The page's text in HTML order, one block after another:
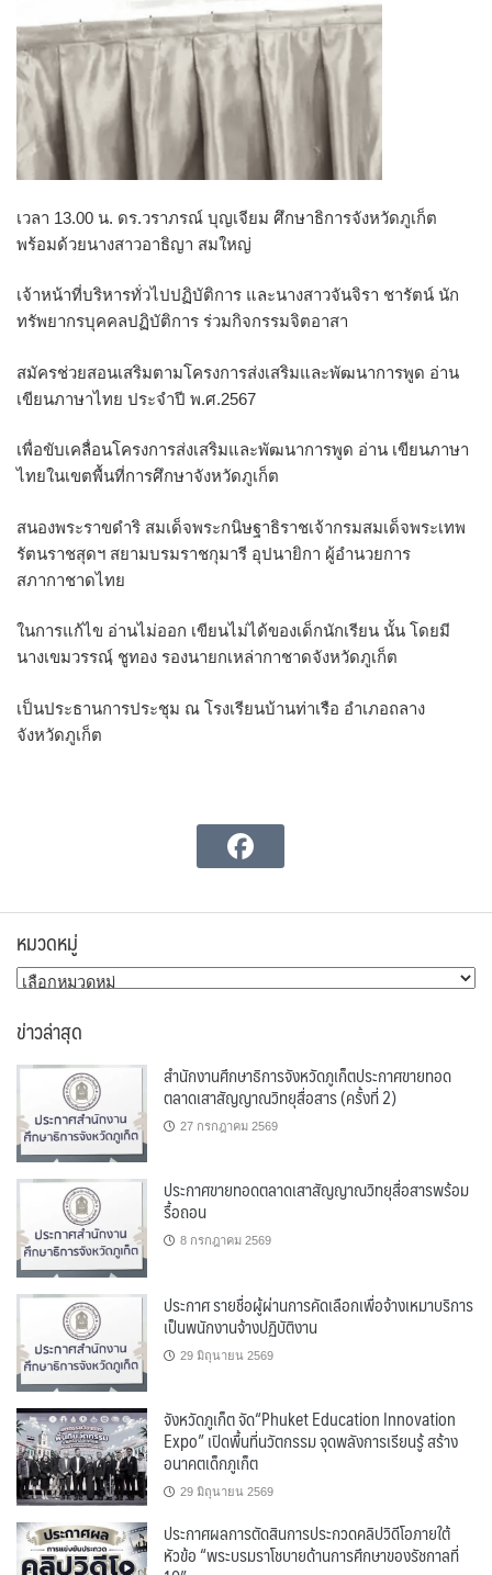
เวลา 13.00 น. ดร.วราภรณ์ บุญเจียม ศึกษาธิการจังหวัดภูเก็ต
พร้อมด้วยนางสาวอาธิญา สมใหญ่
เจ้าหน้าที่บริหารทั่วไปปฏิบัติการ และนางสาวจันจิรา ชารัตน์ นัก
ทรัพยากรบุคคลปฏิบัติการ ร่วมกิจกรรมจิตอาสา
สมัครช่วยสอนเสริมตามโครงการส่งเสริมและพัฒนาการพูด อ่าน
เขียนภาษาไทย ประจำปี พ.ศ.2567
เพื่อขับเคลื่อนโครงการส่งเสริมและพัฒนาการพูด อ่าน เขียนภาษา
ไทยในเขตพื้นที่การศึกษาจังหวัดภูเก็ต
สนองพระราขดำริ สมเด็จพระกนิษฐาธิราชเจ้ากรมสมเด็จพระเทพ
รัตนราชสุดฯ สยามบรมราชกุมารี อุปนายิกา ผู้อำนวยการ
สภากาชาดไทย
ในการแก้ไข อ่านไม่ออก เขียนไม่ได้ของเด็กนักเรียน นั้น โดยมี
นางเขมวรรณฺ์ ชูทอง รองนายกเหล่ากาชาดจังหวัดภูเก็ต
เป็นประธานการประชุม ณ โรงเรียนบ้านท่าเรือ อำเภอถลาง
จังหวัดภูเก็ต
หมวดหมู่
หมวด
ข่าวล่าสุด
สำนักงานศึกษาธิการจังหวัดภูเก็ตประกาศขายทอด
ตลาดเสาสัญญาณวิทยุสื่อสาร (ครั้งที่ 2)
27 กรกฎาคม 2569
ประกาศขายทอดตลาดเสาสัญญาณวิทยุสื่อสารพร้อม
รื้อถอน
8 กรกฎาคม 2569
ประกาศ รายชื่อผู้ผ่านการคัดเลือกเพื่อจ้างเหมาบริการ
เป็นพนักงานจ้างปฏิบัติงาน
29 มิถุนายน 2569
จังหวัดภูเก็ต จัด“Phuket Education Innovation
Expo” เปิดพื้นที่นวัตกรรม จุดพลังการเรียนรู้ สร้าง
อนาคตเด็กภูเก็ต
29 มิถุนายน 2569
ประกาศผลการตัดสินการประกวดคลิปวิดีโอภายใต้
หัวข้อ “พระบรมราโชบายด้านการศึกษาของรัชกาลที่